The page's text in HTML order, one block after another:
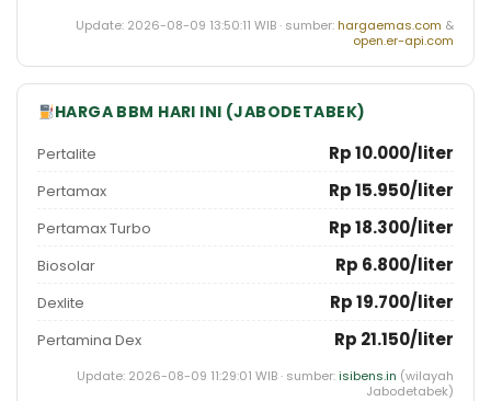
Update: 2026-08-09 13:50:11 WIB · sumber: hargaemas.com &
open.er-api.com
HARGA BBM HARI INI (JABODETABEK)
Pertalite Rp 10.000/liter
Pertamax Rp 15.950/liter
Pertamax Turbo Rp 18.300/liter
Biosolar Rp 6.800/liter
Dexlite Rp 19.700/liter
Pertamina Dex Rp 21.150/liter
Update: 2026-08-09 11:29:01 WIB · sumber:isibens.in (wilayah
Jabodetabek)